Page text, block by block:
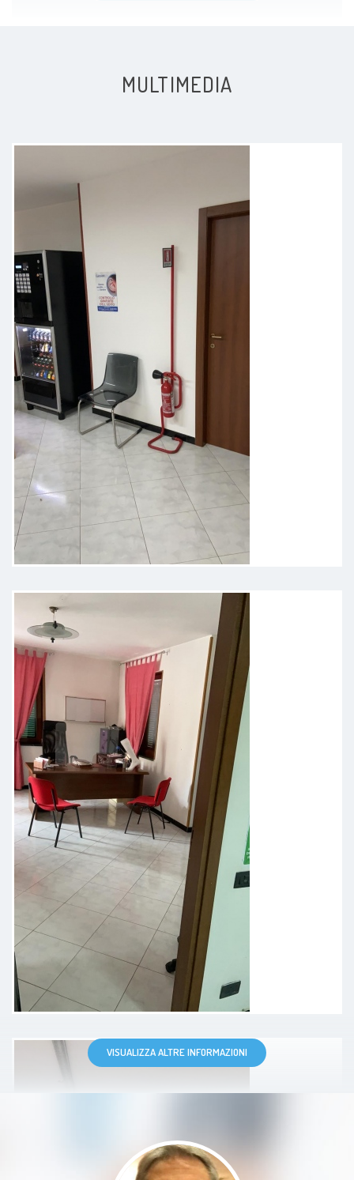
spiegazioni
Soddisfatto perché è stato
scrupoloso nella visita ed esaustivo
nella spiegazione del problema e
come affrontarlo
Paziente
professionale lo consiglio a tutti
Paziente
Dottore professionale e molto
preciso nelle spiegazioni, sono
stata a mio agio e seguiro' i suoi
suggerimenti. Lo consiglio
vivamente, ha risolto il mio
problema in pochi secondi.
Paziente
Il dottore è puntuale, empatico e
MULTIMEDIA
VISUALIZZA ALTRE INFORMAZIONI